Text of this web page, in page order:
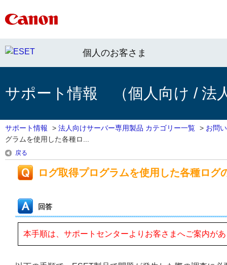
個人のお客さま
サポート情報 （個人向け / 法
サポート情報 > 法人向けサーバー専用製品 カテゴリー一覧 > お問
グラムを使用した各種ロ...
戻る
ログ取得プログラムを使用した各種ログ
回答
本手順は、サポートセンターよりお客さまへご案内が